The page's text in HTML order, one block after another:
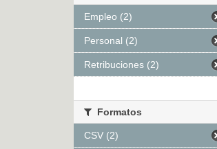
Empleo (2)
Personal (2)
Retribuciones (2)
Formatos
CSV (2)